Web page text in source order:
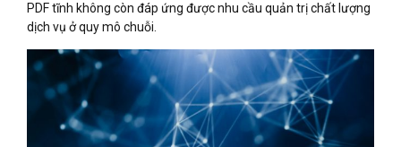
PDF tĩnh không còn đáp ứng được nhu cầu quản trị chất lượng
dịch vụ ở quy mô chuỗi.